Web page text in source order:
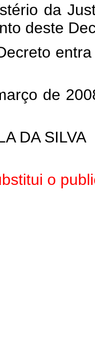
da
deste
entra
de
DA SILVA
o